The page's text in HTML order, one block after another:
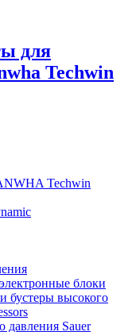
для
Techwin
Techwin
блоки
бустеры высокого
давления Sauer